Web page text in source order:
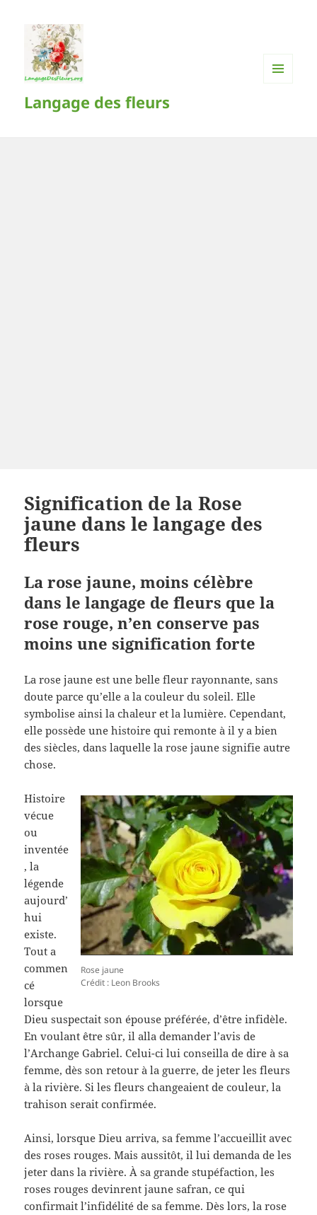
Langage des fleurs
Signification de la Rose
jaune dans le langage des
fleurs
La rose jaune, moins célèbre
dans le langage de fleurs que la
rose rouge, n’en conserve pas
moins une signification forte
La rose jaune est une belle fleur rayonnante, sans
doute parce qu’elle a la couleur du soleil. Elle
symbolise ainsi la chaleur et la lumière. Cependant,
elle possède une histoire qui remonte à il y a bien
des siècles, dans laquelle la rose jaune signifie autre
chose.
Rose jaune
Crédit : Leon Brooks
Histoire
vécue
ou
inventée
, la
légende
aujourd’
hui
existe.
Tout a
commen
cé
lorsque
Dieu suspectait son épouse préférée, d’être infidèle.
En voulant être sûr, il alla demander l’avis de
l’Archange Gabriel. Celui-ci lui conseilla de dire à sa
femme, dès son retour à la guerre, de jeter les fleurs
à la rivière. Si les fleurs changeaient de couleur, la
trahison serait confirmée.
Ainsi, lorsque Dieu arriva, sa femme l’accueillit avec
des roses rouges. Mais aussitôt, il lui demanda de les
jeter dans la rivière. À sa grande stupéfaction, les
roses rouges devinrent jaune safran, ce qui
confirmait l’infidélité de sa femme. Dès lors, la rose